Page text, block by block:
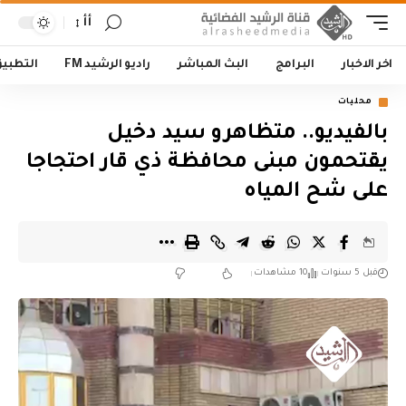
أأ
اخر الاخبار البرامج البث المباشر راديو الرشيد FM
محليات
بالفيديو.. متظاهرو سيد دخيل
يقتحمون مبنى محافظة ذي قار احتجاجا
على شح المياه
قبل 5 سنوات 10 مشاهدات